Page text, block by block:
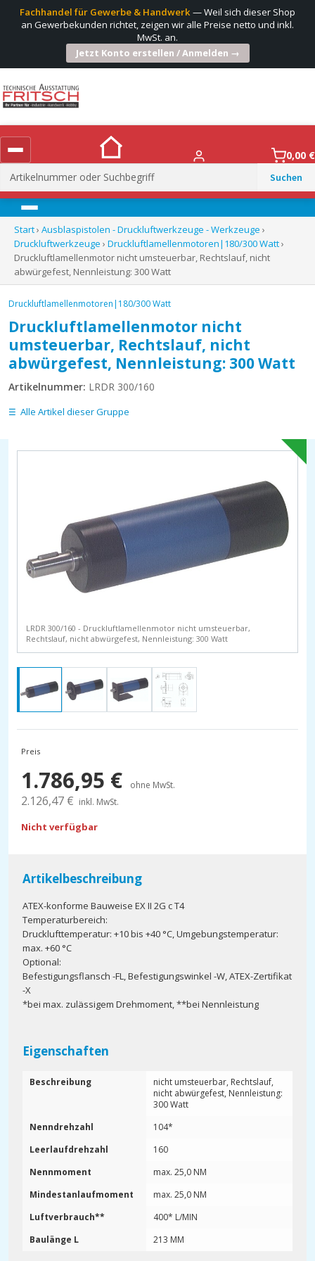
Fachhandel für Gewerbe & Handwerk— Weil sich dieser Shop
an Gewerbekunden richtet, zeigen wir alle Preise netto und inkl.
MwSt. an.
Jetzt Konto erstellen / Anmelden →
Suchen
nach:
0,00 €
Menü
Start› Ausblaspistolen - Druckluftwerkzeuge - Werkzeuge ›
Druckluftwerkzeuge › Druckluftlamellenmotoren|180/300 Watt›
Druckluftlamellenmotor nicht umsteuerbar, Rechtslauf, nicht
abwürgefest, Nennleistung: 300 Watt
Druckluftlamellenmotoren|180/300 Watt
Druckluftlamellenmotor nicht
umsteuerbar, Rechtslauf, nicht
abwürgefest, Nennleistung: 300 Watt
Artikelnummer: LRDR 300/160
Alle Artikel dieser Gruppe
LRDR 300/160 - Druckluftlamellenmotor nicht umsteuerbar,
Rechtslauf, nicht abwürgefest, Nennleistung: 300 Watt
Preis
1.786,95 € ohne MwSt.
2.126,47 € inkl. MwSt.
Nicht verfügbar
Artikelbeschreibung
ATEX-konforme Bauweise EX II 2G c T4
Temperaturbereich:
Drucklufttemperatur: +10 bis +40 °C, Umgebungstemperatur:
max. +60 °C
Optional:
Befestigungsflansch -FL, Befestigungswinkel -W, ATEX-Zertifikat
-X
*bei max. zulässigem Drehmoment, **bei Nennleistung
Eigenschaften
Beschreibung
nicht umsteuerbar, Rechtslauf,
nicht abwürgefest, Nennleistung:
300 Watt
Nenndrehzahl
104*
Leerlaufdrehzahl
160
Nennmoment
max. 25,0 NM
Mindestanlaufmoment
max. 25,0 NM
Luftverbrauch**
400* L/MIN
Baulänge L
213 MM